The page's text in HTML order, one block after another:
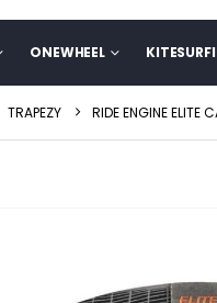
ONEWHEEL
TRAPEZY RIDE ENGINE ELITE